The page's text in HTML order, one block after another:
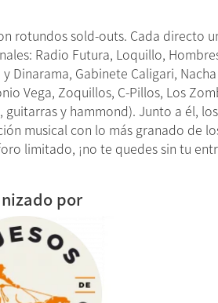
rotundos sold-outs. Cada directo
Radio Futura, Loquillo,
Dinarama, Gabinete Caligari,
Vega, Zoquillos, C-Pillos, Los
y hammond). Junto a él,
musical con lo más granado de
limitado, ¡no te quedes sin tu
por